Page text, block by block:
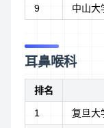
9 中山大
耳鼻喉科
排名
1 复旦大